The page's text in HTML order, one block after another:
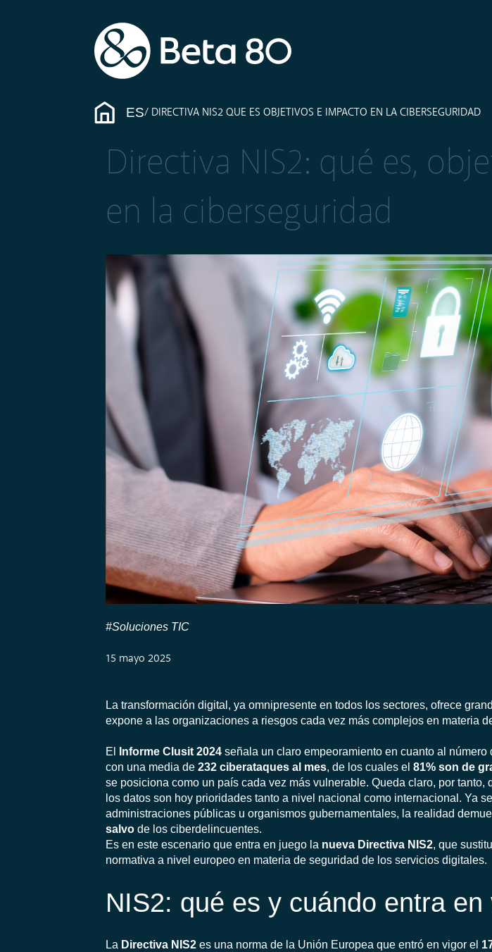
ES DIRECTIVA NIS2 QUE ES OBJETIVOS E IMPACTO EN LA CIBERSEGURIDAD
Directiva NIS2: qué es,
en la ciberseguridad
#Soluciones TIC
15 mayo 2025
La transformación digital, ya omnipresente en todos los sectores, ofrece
expone a las organizaciones a riesgos cada vez más complejos en materia
El Informe Clusit 2024 señala un claro empeoramiento en cuanto al
con una media de232 ciberataques al mes, de los cuales el81% son de
se posiciona como un país cada vez más vulnerable. Queda claro, por
los datos son hoy prioridades tanto a nivel nacional como internacional. Ya
administraciones públicas u organismos gubernamentales, la realidad
salvo de los ciberdelincuentes.
Es en este escenario que entra en juego la nueva Directiva NIS2, que
normativa a nivel europeo en materia de seguridad de los servicios digitales.
NIS2: qué es y cuándo entra en
La Directiva NIS2 es una norma de la Unión Europea que entró en vigor el